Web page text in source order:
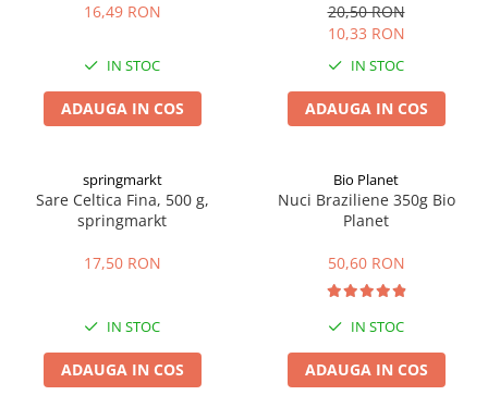
Produse sanatate sexuala
Produse pentru Ea
Produse pentru sportivi
Suplimente fitness
Batoane proteice
Pentru antrenament
Mama si copilul
Sarcina si alaptare
Atelierul de cafea si ceaiuri
Ceaiuri simple
Ceaiuri medicinale compuse
Ceaiuri Maté
Cafea verde
Alte produse din Cocos
16,49 RON
IN STOC
ADAUGA IN COS
20,50 RON
10,33 RON
IN STOC
ADAUGA IN COS
springmarkt
Sare Celtica Fina, 500 g,
springmarkt
17,50 RON
IN STOC
ADAUGA IN COS
Bio Planet
Nuci Braziliene 350g Bio
Planet
50,60 RON
IN STOC
ADAUGA IN COS